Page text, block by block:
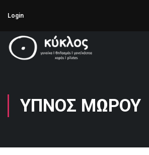
Login
ΎΠΝΟΣ ΜΩΡΟΎ